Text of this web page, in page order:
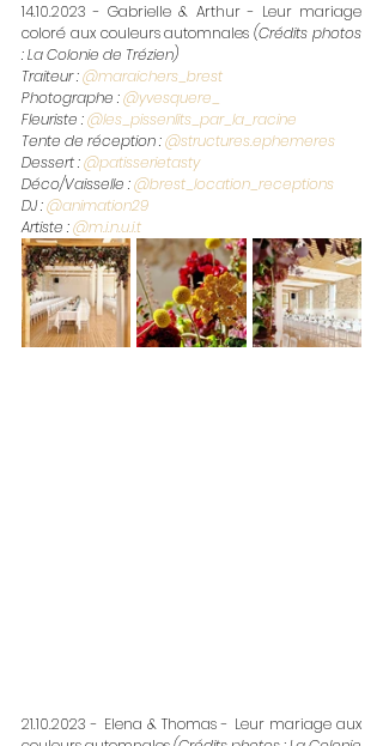
14.10.2023 - Gabrielle & Arthur - Leur mariage
coloré aux couleurs automnales (Crédits photos
: La Colonie de Trézien)
Traiteur : @maraichers_brest
Photographe : @yvesquere_
Fleuriste : @les_pissenlits_par_la_racine
Tente de réception : @structures.ephemeres
Dessert : @patisserietasty
Déco/Vaisselle : @brest_location_receptions
DJ : @animation29
Artiste : @m.i.n.u.i.t
21.10.2023 - Elena & Thomas - Leur mariage aux